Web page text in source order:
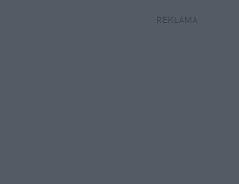
REKLAMA